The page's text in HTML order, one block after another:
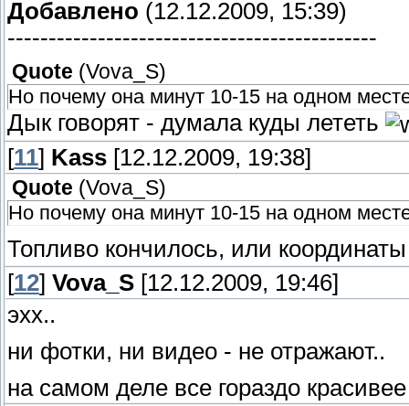
Добавлено (12.12.2009, 15:39)
---------------------------------------------
Quote (Vova_S)
Но почему она минут 10-15 на одном
Дык говорят - думала куды лететь
[11] Kass [12.12.2009, 19:38]
Quote (Vova_S)
Но почему она минут 10-15 на одном
Топливо кончилось, или
[12] Vova_S [12.12.2009, 19:46]
эхх..
ни фотки, ни видео - не отражают..
на самом деле все гораздо